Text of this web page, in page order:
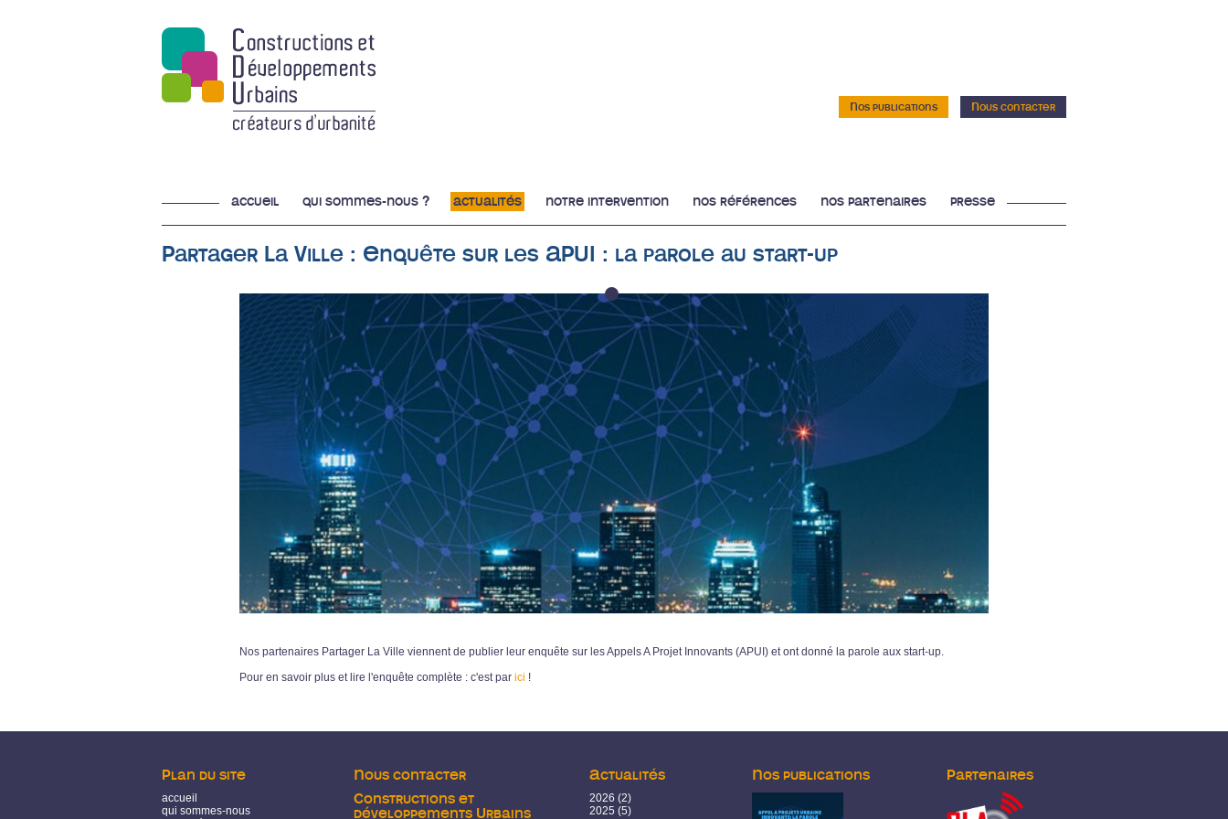
Nos publications Nous contacter
accueil qui sommes-nous ? actualités notre intervention nos références nos partenaires presse
Partager La Ville : Enquête sur les APUI : la parole au start-up
Nos partenaires Partager La Ville viennent de publier leur enquête sur les Appels A Projet Innovants (APUI) et ont donné la parole aux start-up.
Pour en savoir plus et lire l'enquête complète : c'est par ici !
Plan du site
accueil
qui sommes-nous
Nous contacter
Constructions et
développements Urbains
Actualités
2026 (2)
2025 (5)
Nos publications Partenaires